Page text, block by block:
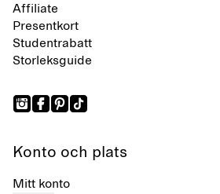
Affiliate
Presentkort
Studentrabatt
Storleksguide
Konto och plats
Mitt konto